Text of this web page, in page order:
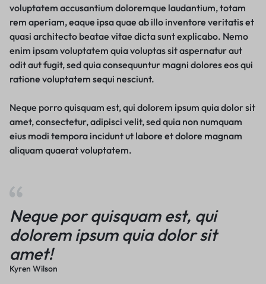
voluptatem accusantium doloremque laudantium, totam
rem aperiam, eaque ipsa quae ab illo inventore veritatis et
quasi architecto beatae vitae dicta sunt explicabo. Nemo
enim ipsam voluptatem quia voluptas sit aspernatur aut
odit aut fugit, sed quia consequuntur magni dolores eos qui
ratione voluptatem sequi nesciunt.
Neque porro quisquam est, qui dolorem ipsum quia dolor sit
amet, consectetur, adipisci velit, sed quia non numquam
eius modi tempora incidunt ut labore et dolore magnam
aliquam quaerat voluptatem.
Neque por quisquam est, qui
dolorem ipsum quia dolor sit
amet!
Kyren Wilson